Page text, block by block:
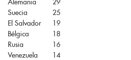
Suecia
25
El Salvador
19
Bélgica
18
Rusia
16
Venezuela
14